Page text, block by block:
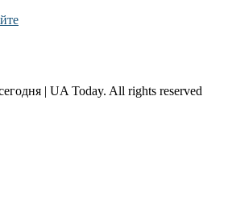
| UA Today. All rights reserved